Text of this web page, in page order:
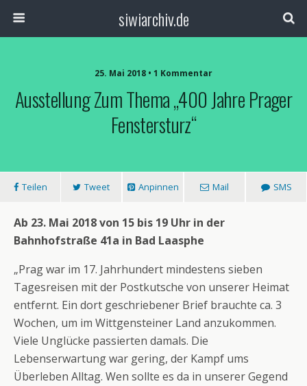
siwiarchiv.de
25. Mai 2018 • 1 Kommentar
Ausstellung Zum Thema „400 Jahre Prager
Fenstersturz“
Teilen Tweet Anpinnen Mail SMS
Ab 23. Mai 2018 von 15 bis 19 Uhr in der
Bahnhofstraße 41a in Bad Laasphe
„Prag war im 17. Jahrhundert mindestens sieben
Tagesreisen mit der Postkutsche von unserer Heimat
entfernt. Ein dort geschriebener Brief brauchte ca. 3
Wochen, um im Wittgensteiner Land anzukommen.
Viele Unglücke passierten damals. Die
Lebenserwartung war gering, der Kampf ums
Überleben Alltag. Wen sollte es da in unserer Gegend